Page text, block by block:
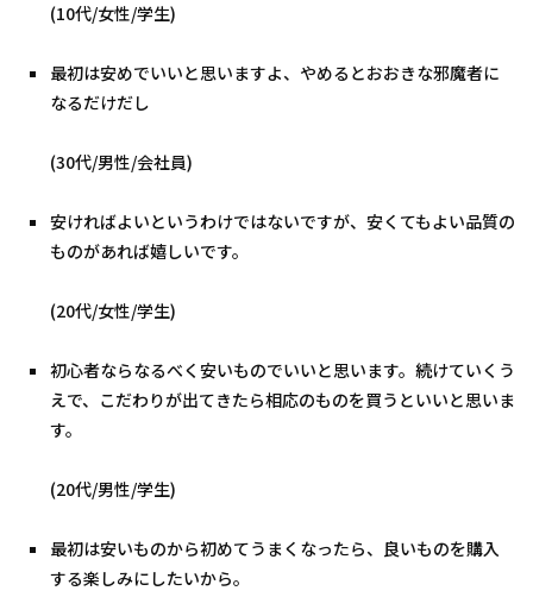
(10代/女性/学生)
最初は安めでいいと思いますよ、やめるとおおきな邪魔者に
なるだけだし
(30代/男性/会社員)
安ければよいというわけではないですが、安くてもよい品質の
ものがあれば嬉しいです。
(20代/女性/学生)
初心者ならなるべく安いものでいいと思います。続けていくう
えで、こだわりが出てきたら相応のものを買うといいと思いま
す。
(20代/男性/学生)
最初は安いものから初めてうまくなったら、良いものを購入
する楽しみにしたいから。